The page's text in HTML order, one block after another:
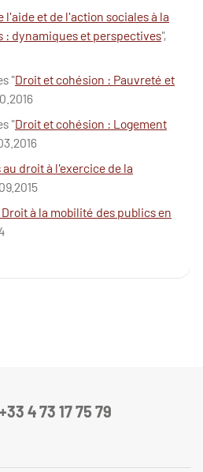
l'aide et de l'action sociales à la
: dynamiques et perspectives",
"Droit et cohésion : Pauvreté et
"Droit et cohésion : Logement
au droit à l'exercice de la
à la mobilité des publics en
+33 4 73 17 75 79